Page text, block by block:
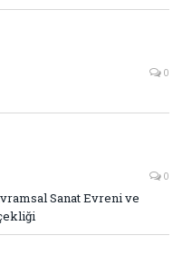
0
0
Sanat Evreni ve